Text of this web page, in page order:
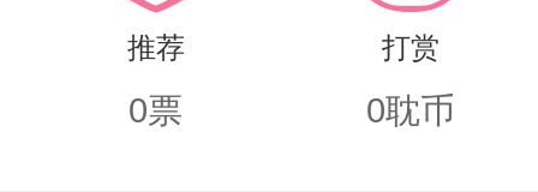
推荐
0票
打赏
0耽币